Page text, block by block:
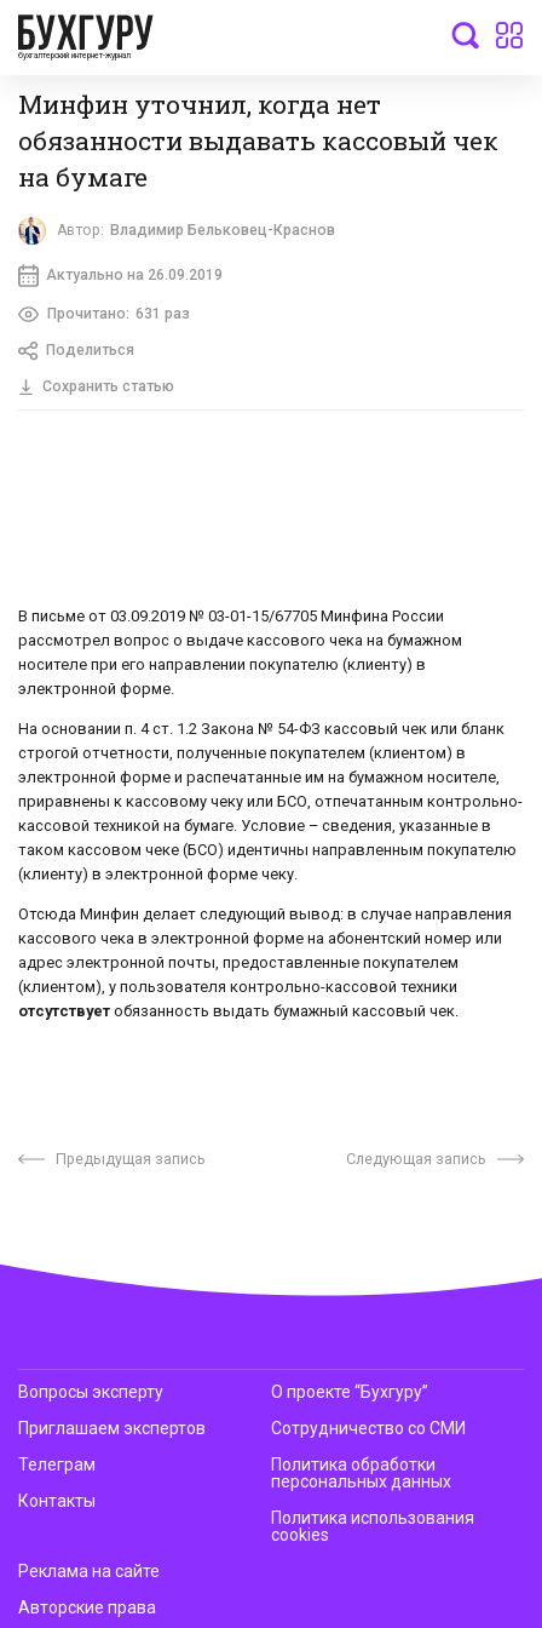
бухгалтерский интернет-журнал
Минфин уточнил, когда нет
обязанности выдавать кассовый чек
на бумаге
Автор: Владимир Бельковец-Краснов
Актуально на 26.09.2019
Прочитано: 631 раз
Поделиться
Сохранить статью
В письме от 03.09.2019 № 03-01-15/67705 Минфина России
рассмотрел вопрос о выдаче кассового чека на бумажном
носителе при его направлении покупателю (клиенту) в
электронной форме.
На основании п. 4 ст. 1.2 Закона № 54-ФЗ кассовый чек или бланк
строгой отчетности, полученные покупателем (клиентом) в
электронной форме и распечатанные им на бумажном носителе,
приравнены к кассовому чеку или БСО, отпечатанным контрольно-
кассовой техникой на бумаге. Условие – сведения, указанные в
таком кассовом чеке (БСО) идентичны направленным покупателю
(клиенту) в электронной форме чеку.
Отсюда Минфин делает следующий вывод: в случае направления
кассового чека в электронной форме на абонентский номер или
адрес электронной почты, предоставленные покупателем
(клиентом), у пользователя контрольно-кассовой техники
отсутствует обязанность выдать бумажный кассовый чек.
Предыдущая запись Следующая запись
Вопросы эксперту
Приглашаем экспертов
Телеграм
Контакты
О проекте “Бухгуру”
Сотрудничество со СМИ
Политика обработки
персональных данных
Политика использования
cookies
Реклама на сайте
Авторские права